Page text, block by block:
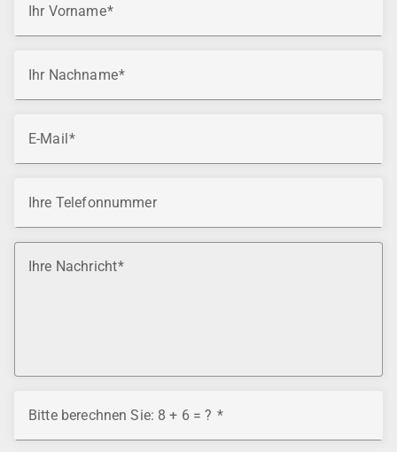
Ihr Vorname
Ihr Nachname
E-Mail
Ihre Telefonnummer
Ihre Nachricht
Bitte berechnen Sie: 8 + 6 = ?